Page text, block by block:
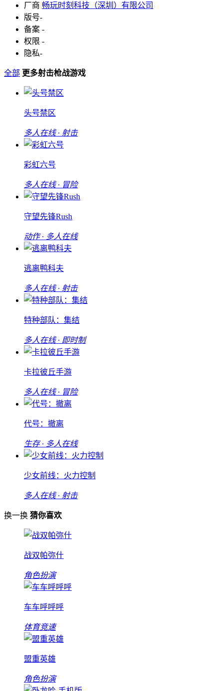
厂商 畅玩时刻科技（深圳）有限公司
版号-
备案 -
权限 -
隐私-
全部 更多射击枪战游戏
头号禁区
多人在线 · 射击
彩虹六号
多人在线 · 冒险
守望先锋Rush
动作 · 多人在线
逃离鸭科夫
多人在线 · 射击
特种部队：集结
多人在线 · 即时制
卡拉彼丘手游
多人在线 · 冒险
代号：撤离
生存 · 多人在线
少女前线：火力控制
多人在线 · 射击
换一换 猜你喜欢
战双帕弥什
角色扮演
车车呼呼呼
体育竞速
盟重英雄
角色扮演